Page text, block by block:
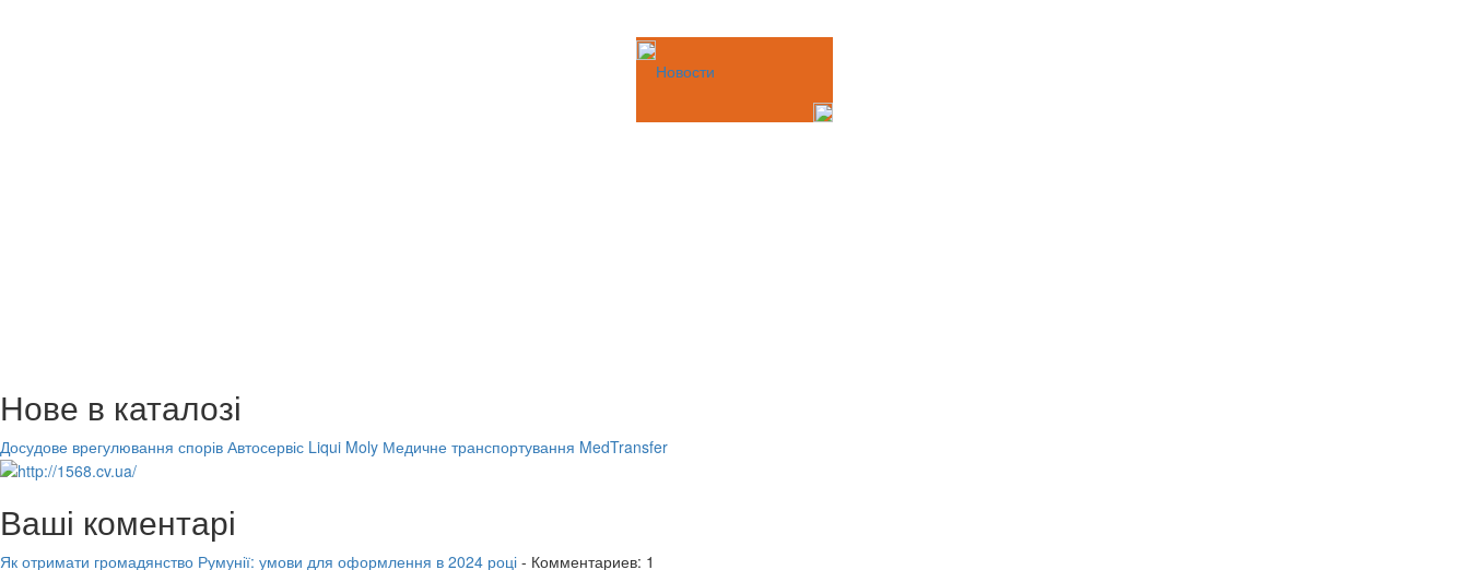
Новости
Нове в каталозі
Досудове врегулювання спорів Автосервіс Liqui Moly Медичне транспортування MedTransfer
Ваші коментарі
Як отримати громадянство Румунії: умови для оформлення в 2024 році - Комментариев: 1